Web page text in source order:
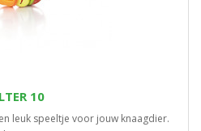
10
leuk speeltje voor jouw knaagdier.